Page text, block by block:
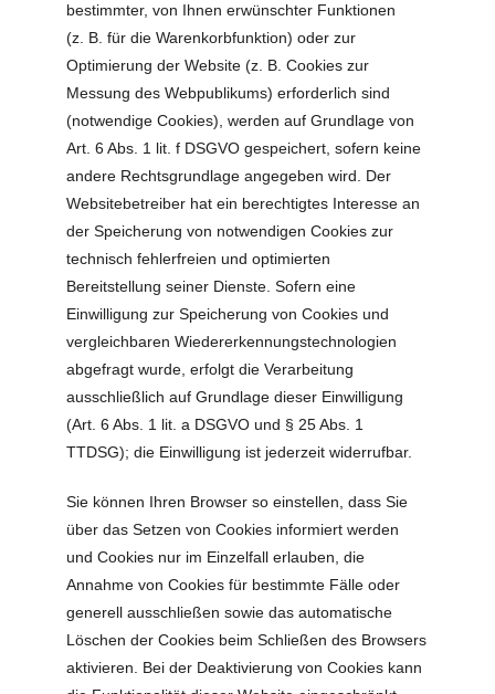
bestimmter, von Ihnen erwünschter Funktionen
(z. B. für die Warenkorbfunktion) oder zur
Optimierung der Website (z. B. Cookies zur
Messung des Webpublikums) erforderlich sind
(notwendige Cookies), werden auf Grundlage von
Art. 6 Abs. 1 lit. f DSGVO gespeichert, sofern keine
andere Rechtsgrundlage angegeben wird. Der
Websitebetreiber hat ein berechtigtes Interesse an
der Speicherung von notwendigen Cookies zur
technisch fehlerfreien und optimierten
Bereitstellung seiner Dienste. Sofern eine
Einwilligung zur Speicherung von Cookies und
vergleichbaren Wiedererkennungstechnologien
abgefragt wurde, erfolgt die Verarbeitung
ausschließlich auf Grundlage dieser Einwilligung
(Art. 6 Abs. 1 lit. a DSGVO und § 25 Abs. 1
TTDSG); die Einwilligung ist jederzeit widerrufbar.
Sie können Ihren Browser so einstellen, dass Sie
über das Setzen von Cookies informiert werden
und Cookies nur im Einzelfall erlauben, die
Annahme von Cookies für bestimmte Fälle oder
generell ausschließen sowie das automatische
Löschen der Cookies beim Schließen des Browsers
aktivieren. Bei der Deaktivierung von Cookies kann